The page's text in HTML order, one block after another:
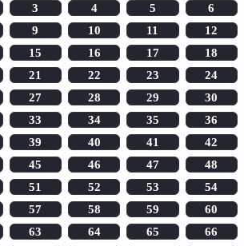
3 4 5
6
9 10 11
12
15 16 17
18
21 22 23
24
27 28 29
30
33 34 35
36
39 40 41
42
45 46 47
48
51 52 53
54
57 58 59
60
63 64 65
66